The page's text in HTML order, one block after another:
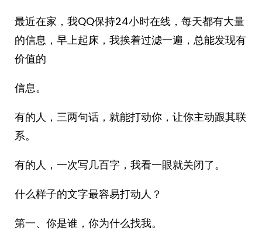
最近在家，我QQ保持24小时在线，每天都有大量
的信息，早上起床，我挨着过滤一遍，总能发现有
价值的
信息。
有的人，三两句话，就能打动你，让你主动跟其联
系。
有的人，一次写几百字，我看一眼就关闭了。
什么样子的文字最容易打动人？
第一、你是谁，你为什么找我。